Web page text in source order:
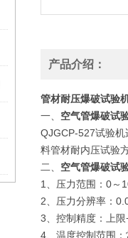
产品介绍：
管材耐压爆破试验
一、 空气管爆破试
QJGCP-527试验
料管材耐内压试验
二、 空气管爆破试
1、压力范围：0～
2、压力分辨率：
3、控制精度：上
4、温度控制范围